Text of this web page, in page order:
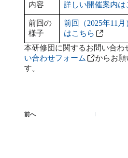
内容 詳しい開催案内は
前回の
様子
前回（2025年11
はこちら
本研修団に関するお問い合わ
い合わせフォーム
からお願
す。
前へ